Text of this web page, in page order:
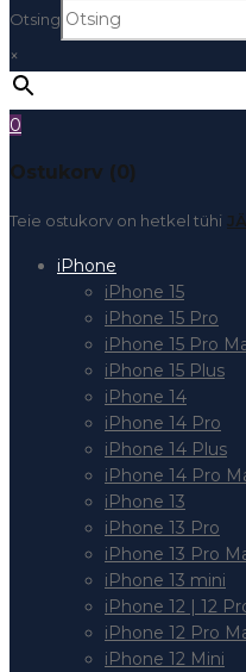
Otsing
×
0
Ostukorv (0)
Teie ostukorv on hetkel tühi
iPhone
iPhone 15
iPhone 15 Pro
iPhone 15 Pro
iPhone 15 Plus
iPhone 14
iPhone 14 Pro
iPhone 14 Plus
iPhone 14 Pro
iPhone 13
iPhone 13 Pro
iPhone 13 Pro
iPhone 13 mini
iPhone 12 | 12
iPhone 12 Pro
iPhone 12 Mini